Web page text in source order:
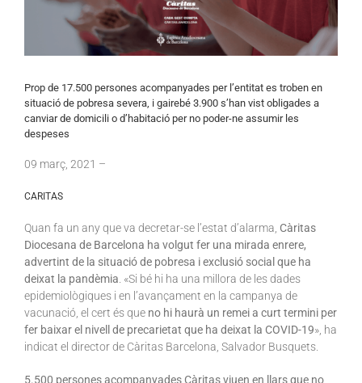
Prop de 17.500 persones acompanyades per l’entitat es troben en
situació de pobresa severa, i gairebé 3.900 s’han vist obligades a
canviar de domicili o d’habitació per no poder-ne assumir les
despeses
09 març , 2021 –
CARITAS
Quan fa un any que va decretar-se l’estat d’alarma, Càritas
Diocesana de Barcelona ha volgut fer una mirada enrere,
advertint de la situació de pobresa i exclusió social que ha
deixat la pandèmia . «Si bé hi ha una millora de les dades
epidemiològiques i en l’avançament en la campanya de
vacunació, el cert és que no hi haurà un remei a curt termini per
fer baixar el nivell de precarietat que ha deixat la COVID-19», ha
indicat el director de Càritas Barcelona, Salvador Busquets.
5.500 persones acompanyades Càritas viuen en llars que no